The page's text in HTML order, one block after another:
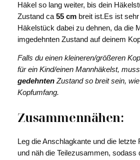
Häkel so lang weiter, bis dein
Zustand ca 55 cm breit ist.Es ist
Häkelstück dabei zu dehnen, da die
imgedehnten Zustand auf deinem
Falls du einen kleineren/größeren
für ein Kind/einen Mannhäkelst,
gedehntenZustand so breit sein,
Kopfumfang.
Zusammennähen:
Leg die Anschlagkante und die letzte
und näh die Teilezusammen, sodass